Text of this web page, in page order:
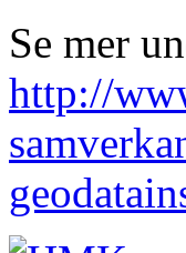
Se mer
http://